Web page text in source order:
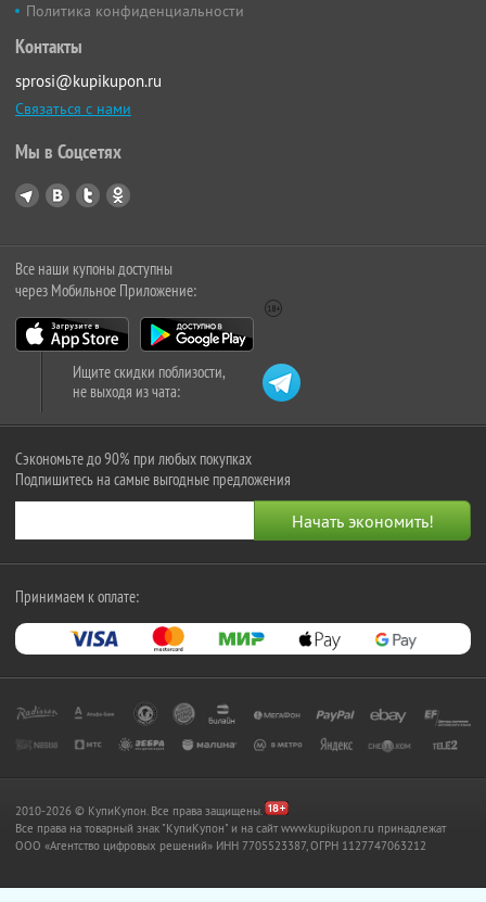
Политика конфиденциальности
Контакты
sprosi@kupikupon.ru
Связаться с нами
Мы в Соцсетях
Все наши купоны доступны
через Мобильное Приложение:
Ищите скидки поблизости,
не выходя из чата:
Сэкономьте до 90% при любых покупках
Подпишитесь на самые выгодные предложения
Принимаем к оплате:
2010-2026 © КупиКупон. Все права защищены.
Все права на товарный знак "КупиКупон" и на сайт www.kupikupon.ru принадлежат
OOO «Агентство цифровых решений» ИНН 7705523387, ОГРН 1127747063212